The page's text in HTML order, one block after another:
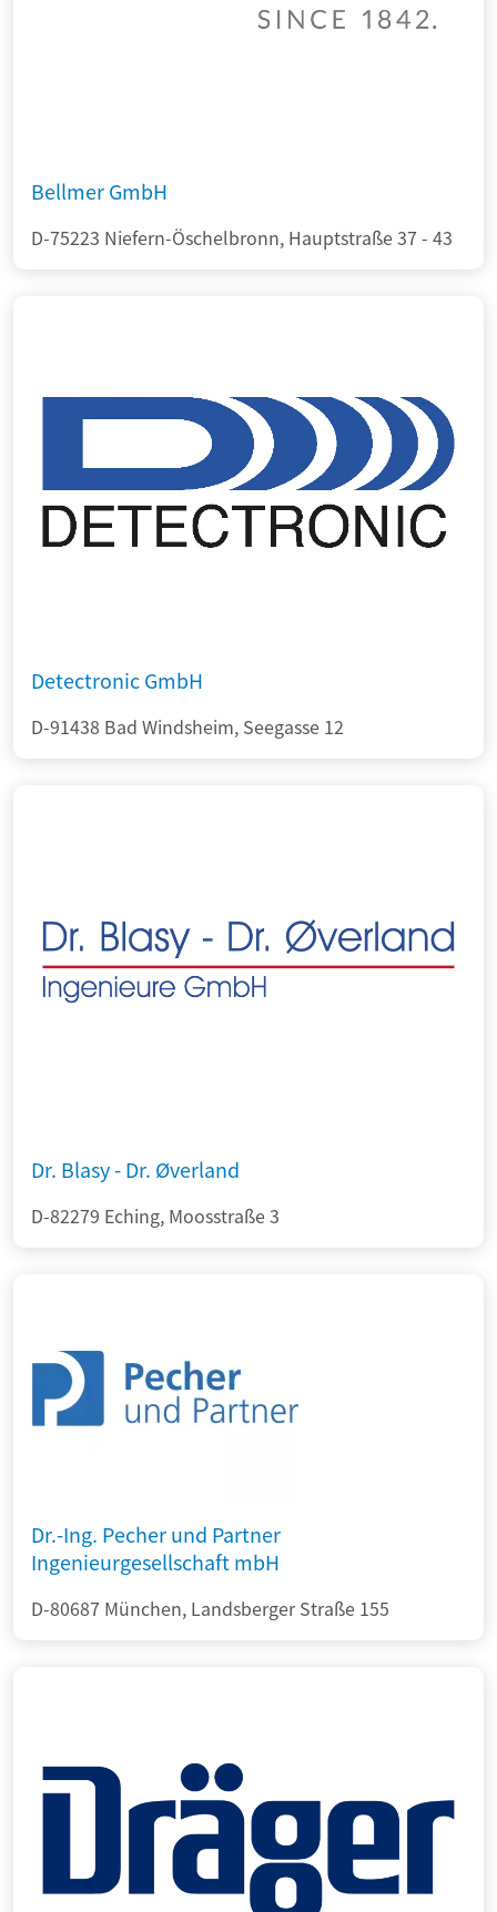
Bellmer GmbH
D-75223 Niefern-Öschelbronn, Hauptstraße 37 - 43
Detectronic GmbH
D-91438 Bad Windsheim, Seegasse 12
Dr. Blasy - Dr. Øverland
D-82279 Eching, Moosstraße 3
Dr.-Ing. Pecher und Partner
Ingenieurgesellschaft mbH
D-80687 München, Landsberger Straße 155